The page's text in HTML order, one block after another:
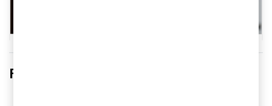
Följ oss i fler kanaler